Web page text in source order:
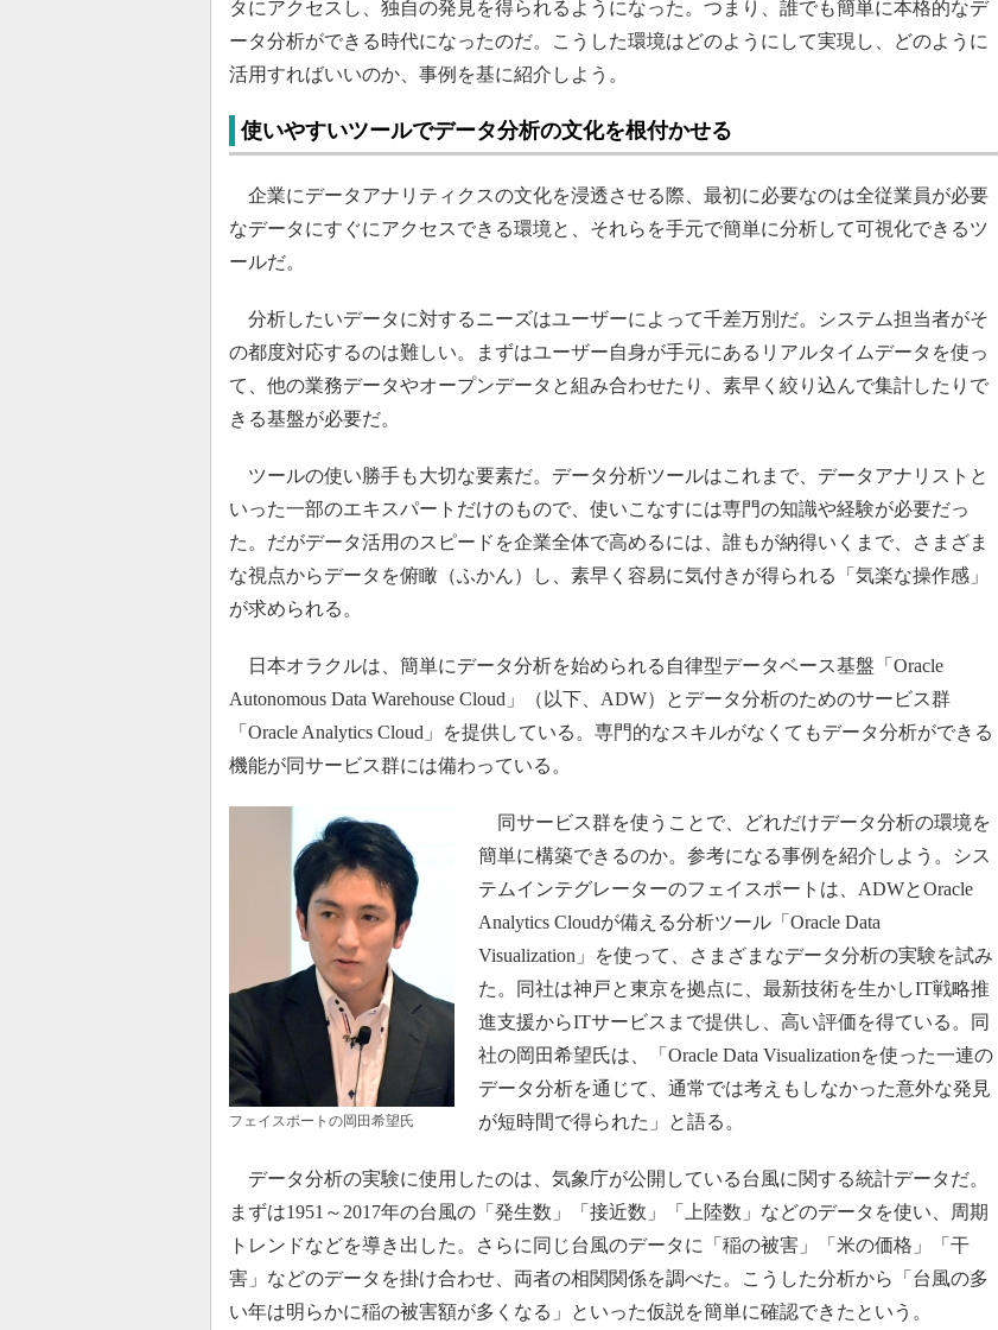
タにアクセスし、独自の発見を得られるようになった。つまり、誰でも簡単に本格的なデ
ータ分析ができる時代になったのだ。こうした環境はどのようにして実現し、どのように
活用すればいいのか、事例を基に紹介しよう。
使いやすいツールでデータ分析の文化を根付かせる
企業にデータアナリティクスの文化を浸透させる際、最初に必要なのは全従業員が必要
なデータにすぐにアクセスできる環境と、それらを手元で簡単に分析して可視化できるツ
ールだ。
分析したいデータに対するニーズはユーザーによって千差万別だ。システム担当者がそ
の都度対応するのは難しい。まずはユーザー自身が手元にあるリアルタイムデータを使っ
て、他の業務データやオープンデータと組み合わせたり、素早く絞り込んで集計したりで
きる基盤が必要だ。
ツールの使い勝手も大切な要素だ。データ分析ツールはこれまで、データアナリストと
いった一部のエキスパートだけのもので、使いこなすには専門の知識や経験が必要だっ
た。だがデータ活用のスピードを企業全体で高めるには、誰もが納得いくまで、さまざま
な視点からデータを俯瞰（ふかん）し、素早く容易に気付きが得られる「気楽な操作感」
が求められる。
日本オラクルは、簡単にデータ分析を始められる自律型データベース基盤「Oracle
Autonomous Data Warehouse Cloud」（以下、ADW）とデータ分析のためのサービス群
「Oracle Analytics Cloud」を提供している。専門的なスキルがなくてもデータ分析ができる
機能が同サービス群には備わっている。
フェイスポートの岡田希望氏
同サービス群を使うことで、どれだけデータ分析の環境を
簡単に構築できるのか。参考になる事例を紹介しよう。シス
テムインテグレーターのフェイスポートは、ADWとOracle
Analytics Cloudが備える分析ツール「Oracle Data
Visualization」を使って、さまざまなデータ分析の実験を試み
た。同社は神戸と東京を拠点に、最新技術を生かしIT戦略推
進支援からITサービスまで提供し、高い評価を得ている。同
社の岡田希望氏は、「Oracle Data Visualizationを使った一連の
データ分析を通じて、通常では考えもしなかった意外な発見
が短時間で得られた」と語る。
データ分析の実験に使用したのは、気象庁が公開している台風に関する統計データだ。
まずは1951～2017年の台風の「発生数」「接近数」「上陸数」などのデータを使い、周期
トレンドなどを導き出した。さらに同じ台風のデータに「稲の被害」「米の価格」「干
害」などのデータを掛け合わせ、両者の相関関係を調べた。こうした分析から「台風の多
い年は明らかに稲の被害額が多くなる」といった仮説を簡単に確認できたという。